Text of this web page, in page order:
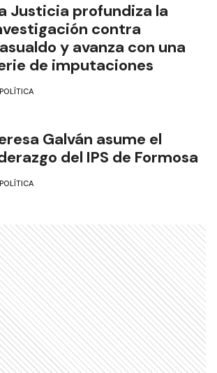
Justicia profundiza la
contra
y avanza con una
de imputaciones
POLÍTICA
Galván asume el
del IPS de Formosa
POLÍTICA